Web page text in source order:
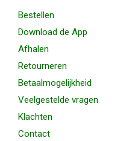
Bestellen
Download de App
Afhalen
Retourneren
Betaalmogelijkheid
Veelgestelde vragen
Klachten
Contact